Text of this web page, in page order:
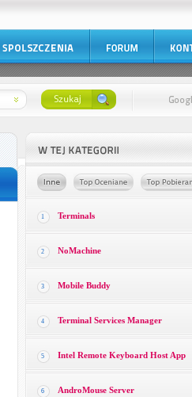
1 Terminals
2 NoMachine
3 Mobile Buddy
4 Terminal Services Manager
5 Intel Remote Keyboard Host App
6 AndroMouse Server